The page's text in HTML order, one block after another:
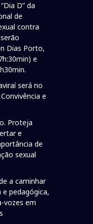
D” da
de
contra
Dias Porto,
e
será no
e
Proteja
e
de
sexual
a caminhar
pedagógica,
vozes em